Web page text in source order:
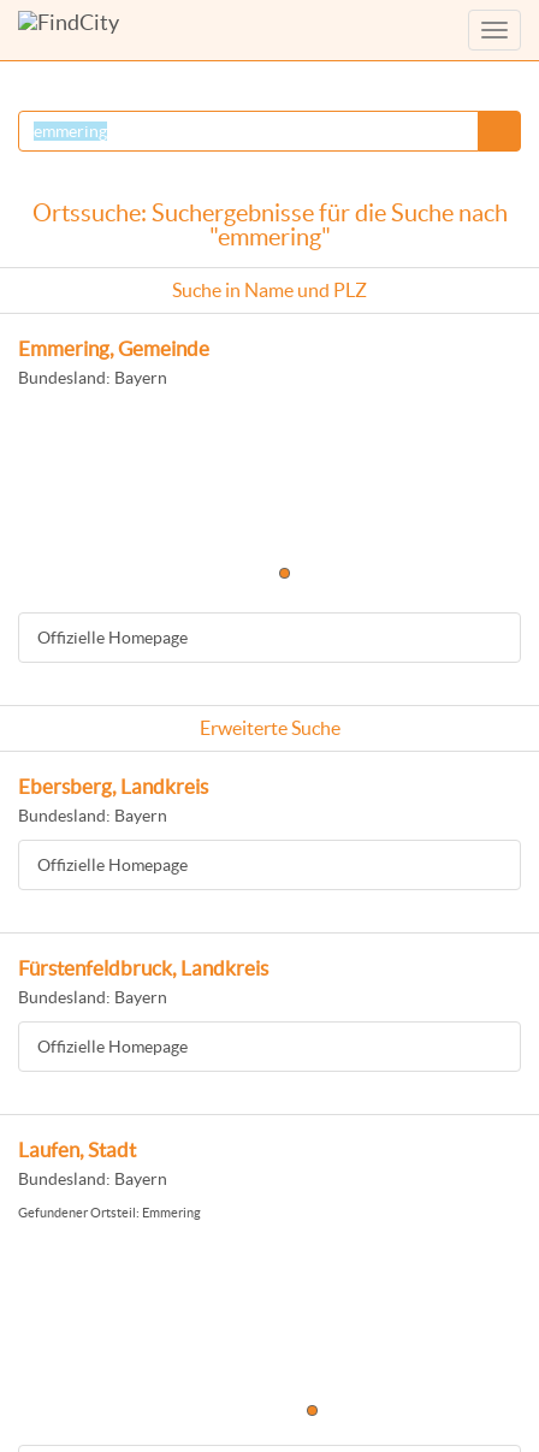
Menü
Ortssuche: Suchergebnisse für die Suche nach
"emmering"
Suche in Name und PLZ
Emmering, Gemeinde
Bundesland: Bayern
Offizielle Homepage
Erweiterte Suche
Ebersberg, Landkreis
Bundesland: Bayern
Offizielle Homepage
Fürstenfeldbruck, Landkreis
Bundesland: Bayern
Offizielle Homepage
Laufen, Stadt
Bundesland: Bayern
Gefundener Ortsteil: Emmering